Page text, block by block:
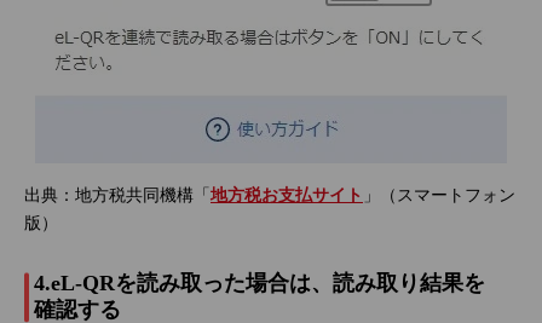
出典：地方税共同機構「 地方税お支払サイト 」（スマートフォン
版）
4.eL-QRを読み取った場合は、読み取り結果を
確認する